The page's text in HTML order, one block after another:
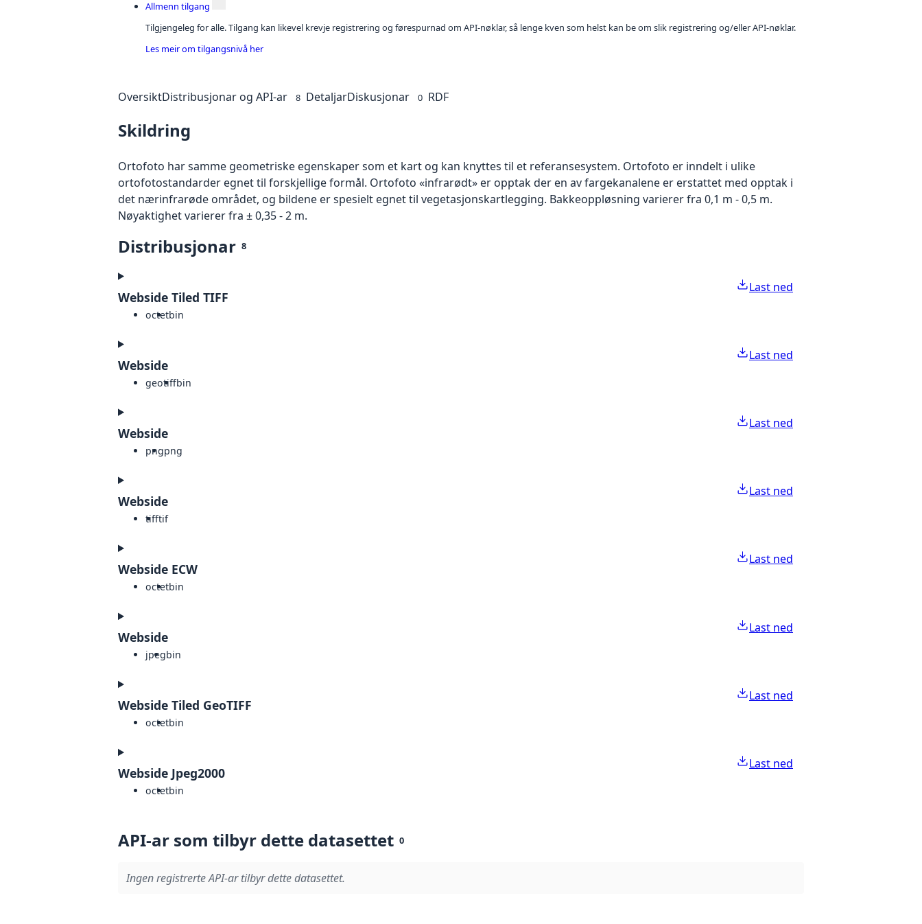
Allmenn tilgang
Tilgjengeleg for alle. Tilgang kan likevel krevje registrering og førespurnad om API-nøklar, så lenge kven som helst kan be om slik registrering og/eller API-nøklar.
Les meir om tilgangsnivå her
OversiktDistribusjonar og API-ar 8 DetaljarDiskusjonar 0 RDF
Skildring
Ortofoto har samme geometriske egenskaper som et kart og kan knyttes til et referansesystem. Ortofoto er inndelt i ulike
ortofotostandarder egnet til forskjellige formål. Ortofoto «infrarødt» er opptak der en av fargekanalene er erstattet med opptak i
det nærinfrarøde området, og bildene er spesielt egnet til vegetasjonskartlegging. Bakkeoppløsning varierer fra 0,1 m - 0,5 m.
Nøyaktighet varierer fra ± 0,35 - 2 m.
Distribusjonar 8
Webside Tiled TIFF
octetbin
Last ned
Webside
geotiffbin
Last ned
Webside
pngpng
Last ned
Webside
tifftif
Last ned
Webside ECW
octetbin
Last ned
Webside
jpegbin
Last ned
Webside Tiled GeoTIFF
octetbin
Last ned
Webside Jpeg2000
octetbin
Last ned
API-ar som tilbyr dette datasettet 0
Ingen registrerte API-ar tilbyr dette datasettet.